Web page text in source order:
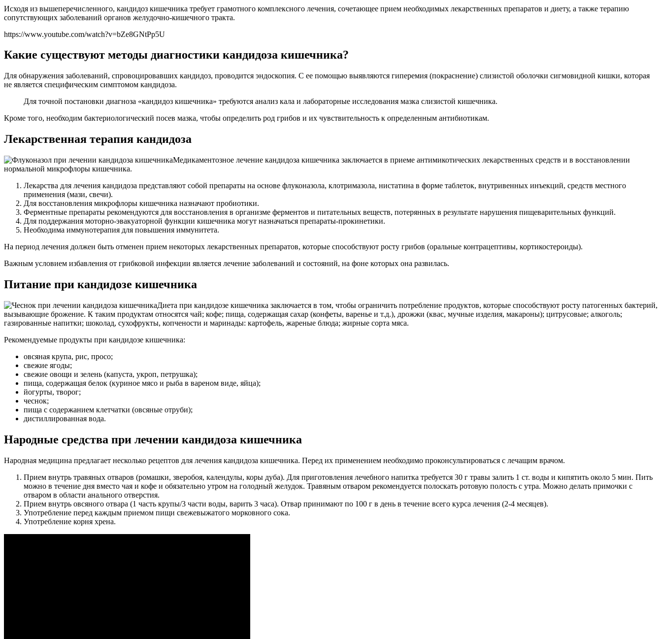
Исходя из вышеперечисленного, кандидоз кишечника требует грамотного комплексного лечения, сочетающее прием необходимых лекарственных препаратов и диету, а также терапию
сопутствующих заболеваний органов желудочно-кишечного тракта.
https://www.youtube.com/watch?v=bZe8GNtPp5U
Какие существуют методы диагностики кандидоза кишечника?
Для обнаружения заболеваний, спровоцировавших кандидоз, проводится эндоскопия. С ее помощью выявляются гиперемия (покраснение) слизистой оболочки сигмовидной кишки, которая
не является специфическим симптомом кандидоза.
Для точной постановки диагноза «кандидоз кишечника» требуются анализ кала и лабораторные исследования мазка слизистой кишечника.
Кроме того, необходим бактериологический посев мазка, чтобы определить род грибов и их чувствительность к определенным антибиотикам.
Лекарственная терапия кандидоза
Медикаментозное лечение кандидоза кишечника заключается в приеме антимикотических лекарственных средств и в восстановлении
нормальной микрофлоры кишечника.
Лекарства для лечения кандидоза представляют собой препараты на основе флуконазола, клотримазола, нистатина в форме таблеток, внутривенных инъекций, средств местного
применения (мази, свечи).
Для восстановления микрофлоры кишечника назначают пробиотики.
Ферментные препараты рекомендуются для восстановления в организме ферментов и питательных веществ, потерянных в результате нарушения пищеварительных функций.
Для поддержания моторно-эвакуаторной функции кишечника могут назначаться препараты-прокинетики.
Необходима иммунотерапия для повышения иммунитета.
На период лечения должен быть отменен прием некоторых лекарственных препаратов, которые способствуют росту грибов (оральные контрацептивы, кортикостероиды).
Важным условием избавления от грибковой инфекции является лечение заболеваний и состояний, на фоне которых она развилась.
Питание при кандидозе кишечника
Диета при кандидозе кишечника заключается в том, чтобы ограничить потребление продуктов, которые способствуют росту патогенных бактерий,
вызывающие брожение. К таким продуктам относятся чай; кофе; пища, содержащая сахар (конфеты, варенье и т.д.), дрожжи (квас, мучные изделия, макароны); цитрусовые; алкоголь;
газированные напитки; шоколад, сухофрукты, копчености и маринады: картофель, жареные блюда; жирные сорта мяса.
Рекомендуемые продукты при кандидозе кишечника:
овсяная крупа, рис, просо;
свежие ягоды;
свежие овощи и зелень (капуста, укроп, петрушка);
пища, содержащая белок (куриное мясо и рыба в вареном виде, яйца);
йогурты, творог;
чеснок;
пища с содержанием клетчатки (овсяные отруби);
дистиллированная вода.
Народные средства при лечении кандидоза кишечника
Народная медицина предлагает несколько рецептов для лечения кандидоза кишечника. Перед их применением необходимо проконсультироваться с лечащим врачом.
Прием внутрь травяных отваров (ромашки, зверобоя, календулы, коры дуба). Для приготовления лечебного напитка требуется 30 г травы залить 1 ст. воды и кипятить около 5 мин. Пить
можно в течение дня вместо чая и кофе и обязательно утром на голодный желудок. Травяным отваром рекомендуется полоскать ротовую полость с утра. Можно делать примочки с
отваром в области анального отверстия.
Прием внутрь овсяного отвара (1 часть крупы/3 части воды, варить 3 часа). Отвар принимают по 100 г в день в течение всего курса лечения (2-4 месяцев).
Употребление перед каждым приемом пищи свежевыжатого морковного сока.
Употребление корня хрена.